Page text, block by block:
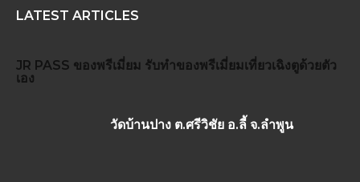
LATEST ARTICLES
JR PASS ของพรีเมี่ยม รับทำของพรีเมี่ยมเที่ยวเฉิงตูด้วยตัว
เอง
วัดบ้านปาง ต.ศรีวิชัย อ.ลี้ จ.ลำพูน